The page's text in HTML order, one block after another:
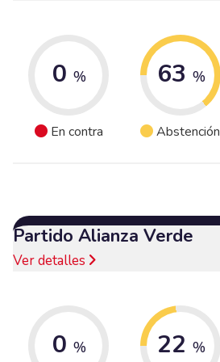
0 %
En contra
63 %
Abstención
Partido Alianza Verde
Ver detalles
0 % 22 %